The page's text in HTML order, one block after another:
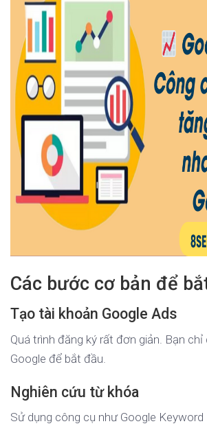
Các bước cơ bản để
Tạo tài khoản Google Ads
Quá trình đăng ký rất đơn giản. Bạn
Google để bắt đầu.
Nghiên cứu từ khóa
Sử dụng công cụ như Google